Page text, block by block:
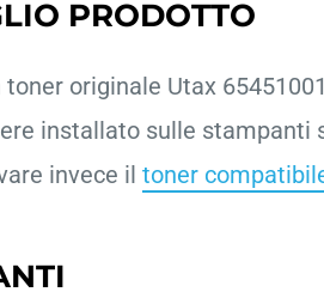
PRODOTTO
toner originale Utax
installato sulle stampanti
invece il toner